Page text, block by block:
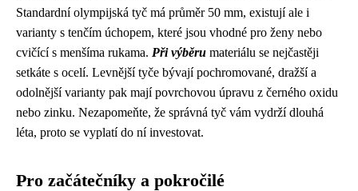
Standardní olympijská tyč má průměr 50 mm, existují ale i
varianty s tenčím úchopem, které jsou vhodné pro ženy nebo
cvičící s menšíma rukama. Při výběru materiálu se nejčastěji
setkáte s ocelí. Levnější tyče bývají pochromované, dražší a
odolnější varianty pak mají povrchovou úpravu z černého oxidu
nebo zinku. Nezapomeňte, že správná tyč vám vydrží dlouhá
léta, proto se vyplatí do ní investovat.
Pro začátečníky a pokročilé